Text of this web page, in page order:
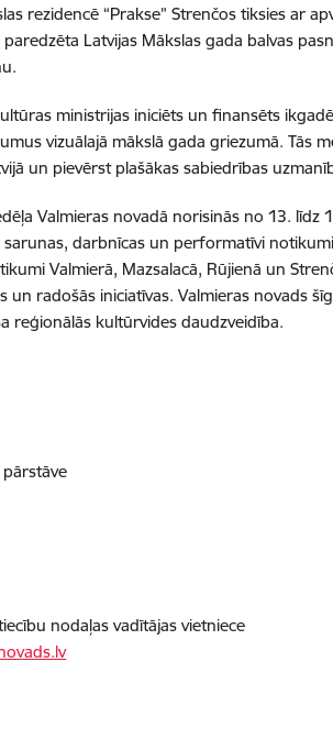
rezidencē “Prakse” Strenčos tiksies ar
Latvijas Mākslas gada balvas
ministrijas iniciēts un finansēts
vizuālajā mākslā gada griezumā. Tās
un pievērst plašākas sabiedrības
Valmieras novadā norisinās no 13. līdz
darbnīcas un performatīvi
Valmierā, Mazsalacā, Rūjienā un
un radošās iniciatīvas. Valmieras novads
reģionālās kultūrvides daudzveidība.
nodaļas vadītājas vietniece